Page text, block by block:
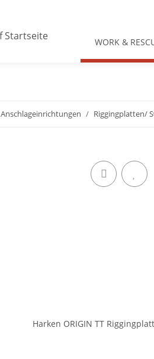
WORK &
Anschlageinrichtungen Riggingplatten/